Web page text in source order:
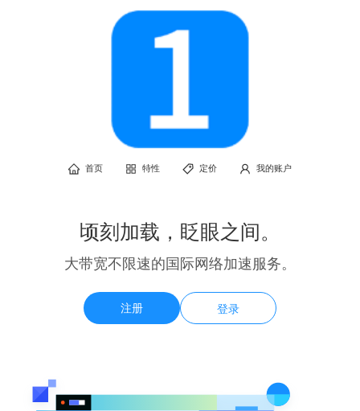
首页 特性 定价 我的账户
顷刻加载，眨眼之间。
大带宽不限速的国际网络加速服务。
注册 登录